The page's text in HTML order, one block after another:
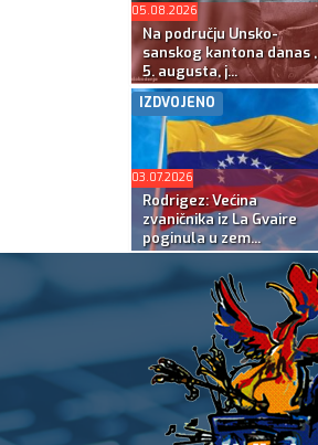
05.08.2026
Na području Unsko-
sanskog kantona danas ,
5. augusta, j...
IZDVOJENO
03.07.2026
Rodrigez: Većina
zvaničnika iz La Gvaire
poginula u zem...